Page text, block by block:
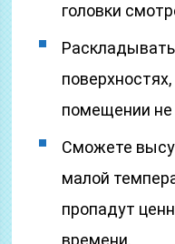
головки
помещении
Сможете
малой
пропадут
времени.